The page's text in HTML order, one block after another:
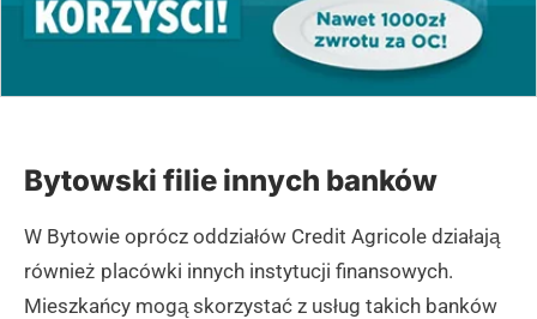
Bytowski filie innych banków
W Bytowie oprócz oddziałów Credit Agricole działają
również placówki innych instytucji finansowych.
Mieszkańcy mogą skorzystać z usług takich banków